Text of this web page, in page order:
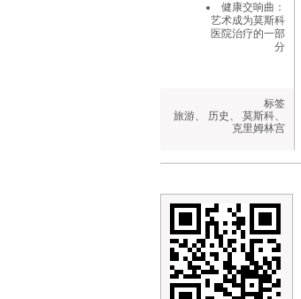
健康交响曲：
艺术成为莫斯科
医院治疗的一部
分
标签
旅游、 历史 、 莫斯科、
克里姆林宫